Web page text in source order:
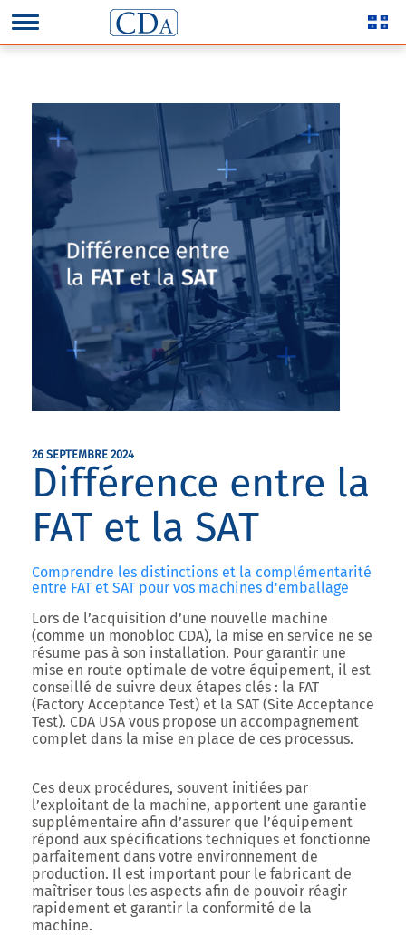
26 SEPTEMBRE 2024
Différence entre la
FAT et la SAT
Comprendre les distinctions et la complémentarité
entre FAT et SAT pour vos machines d'emballage
Lors de l’acquisition d’une nouvelle machine
(comme un monobloc CDA), la mise en service ne se
résume pas à son installation. Pour garantir une
mise en route optimale de votre équipement, il est
conseillé de suivre deux étapes clés : la FAT
(Factory Acceptance Test) et la SAT (Site Acceptance
Test). CDA USA vous propose un accompagnement
complet dans la mise en place de ces processus.
Ces deux procédures, souvent initiées par
l’exploitant de la machine, apportent une garantie
supplémentaire afin d’assurer que l’équipement
répond aux spécifications techniques et fonctionne
parfaitement dans votre environnement de
production. Il est important pour le fabricant de
maîtriser tous les aspects afin de pouvoir réagir
rapidement et garantir la conformité de la
machine.